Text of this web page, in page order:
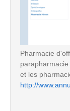
Pharmacie
et les
http://